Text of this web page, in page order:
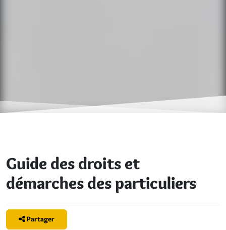
Guide des droits et
démarches des particuliers
Partager